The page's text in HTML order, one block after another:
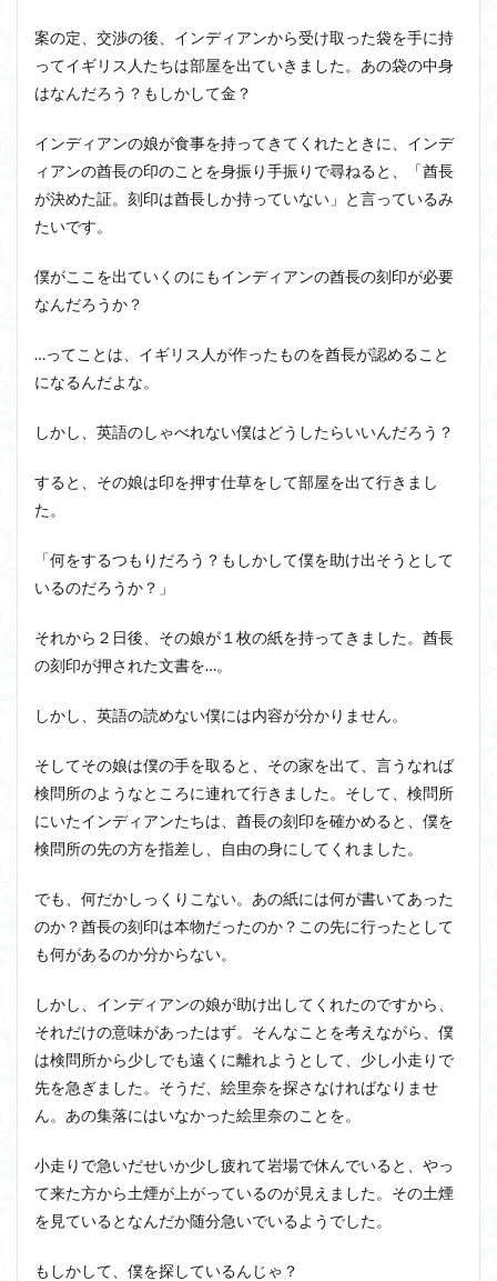
案の定、交渉の後、インディアンから受け取った袋を手に持
ってイギリス人たちは部屋を出ていきました。あの袋の中身
はなんだろう？もしかして金？
インディアンの娘が食事を持ってきてくれたときに、インデ
ィアンの酋長の印のことを身振り手振りで尋ねると、「酋長
が決めた証。刻印は酋長しか持っていない」と言っているみ
たいです。
僕がここを出ていくのにもインディアンの酋長の刻印が必要
なんだろうか？
…ってことは、イギリス人が作ったものを酋長が認めること
になるんだよな。
しかし、英語のしゃべれない僕はどうしたらいいんだろう？
すると、その娘は印を押す仕草をして部屋を出て行きまし
た。
「何をするつもりだろう？もしかして僕を助け出そうとして
いるのだろうか？」
それから２日後、その娘が１枚の紙を持ってきました。酋長
の刻印が押された文書を…。
しかし、英語の読めない僕には内容が分かりません。
そしてその娘は僕の手を取ると、その家を出て、言うなれば
検問所のようなところに連れて行きました。そして、検問所
にいたインディアンたちは、酋長の刻印を確かめると、僕を
検問所の先の方を指差し、自由の身にしてくれました。
でも、何だかしっくりこない。あの紙には何が書いてあった
のか？酋長の刻印は本物だったのか？この先に行ったとして
も何があるのか分からない。
しかし、インディアンの娘が助け出してくれたのですから、
それだけの意味があったはず。そんなことを考えながら、僕
は検問所から少しでも遠くに離れようとして、少し小走りで
先を急ぎました。そうだ、絵里奈を探さなければなりませ
ん。あの集落にはいなかった絵里奈のことを。
小走りで急いだせいか少し疲れて岩場で休んでいると、やっ
て来た方から土煙が上がっているのが見えました。その土煙
を見ているとなんだか随分急いでいるようでした。
もしかして、僕を探しているんじゃ？